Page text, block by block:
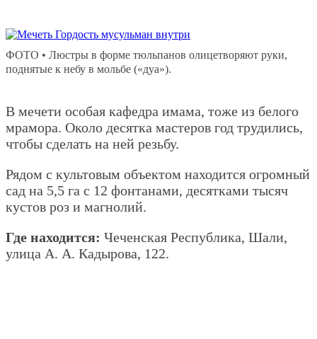
ФОТО • Люстры в форме тюльпанов олицетворяют руки,
поднятые к небу в мольбе («дуа»).
В мечети особая кафедра имама, тоже из белого
мрамора. Около десятка мастеров год трудились,
чтобы сделать на ней резьбу.
Рядом с культовым объектом находится огромный
сад на 5,5 га с 12 фонтанами, десятками тысяч
кустов роз и магнолий.
Где находится: Чеченская Республика, Шали,
улица А. А. Кадырова, 122.